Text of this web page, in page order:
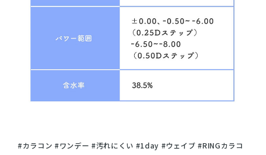
#カラコン #ワンデー #汚れにくい #1day #ウェイブ #RINGカラコ